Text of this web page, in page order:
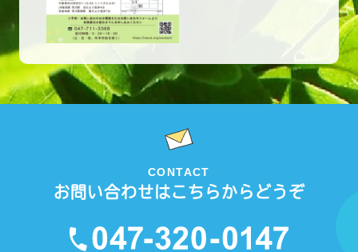
CONTACT
お問い合わせはこちらからどうぞ